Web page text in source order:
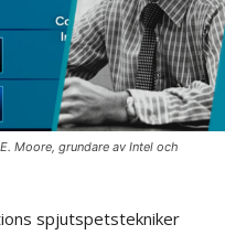
Moore, grundare av Intel och
spjutspetstekniker